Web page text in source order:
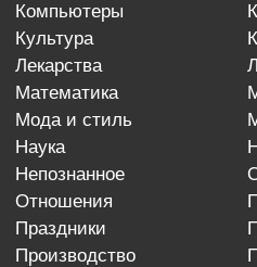
компьютеры
культура
лекарства
математика
мода и стиль
наука
непознанное
отношения
праздники
производство